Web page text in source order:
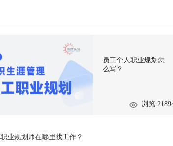
员工个人职业规划怎
么写？
浏览
职业规划师在哪里找工作？